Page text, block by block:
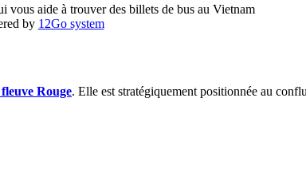
vous aide à trouver des billets de bus au Vietnam
by 12Go system
Rouge. Elle est stratégiquement positionnée au